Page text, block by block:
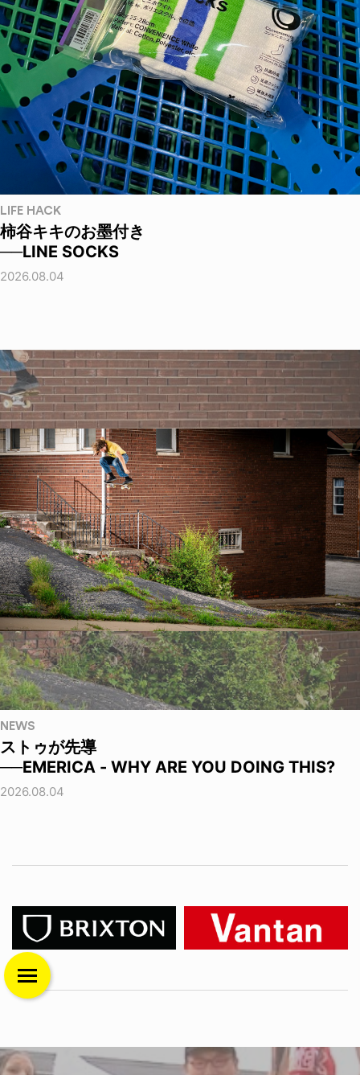
LIFE HACK
柿谷キキのお墨付き
──LINE SOCKS
2026.08.04
NEWS
ストゥが先導
──EMERICA - WHY ARE YOU DOING THIS?
2026.08.04